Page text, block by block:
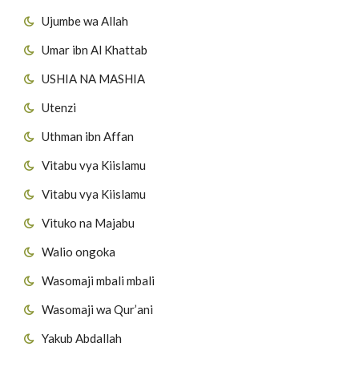
Ujumbe wa Allah
Umar ibn Al Khattab
USHIA NA MASHIA
Utenzi
Uthman ibn Affan
Vitabu vya Kiislamu
Vitabu vya Kiislamu
Vituko na Majabu
Walio ongoka
Wasomaji mbali mbali
Wasomaji wa Qur’ani
Yakub Abdallah